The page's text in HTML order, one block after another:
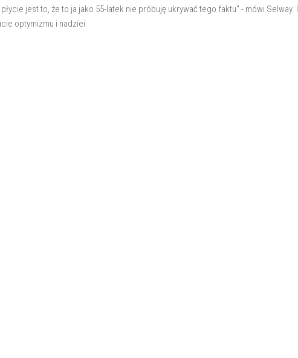
jest to, że to ja jako 55-latek nie próbuję ukrywać tego faktu" - mówi Selway. I
optymizmu i nadziei.